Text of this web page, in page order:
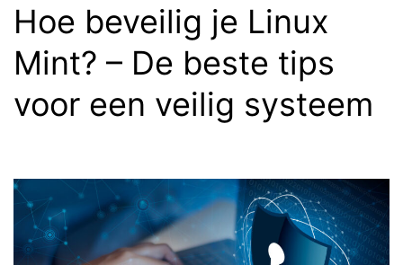
Hoe beveilig je Linux
Mint? – De beste tips
voor een veilig systeem